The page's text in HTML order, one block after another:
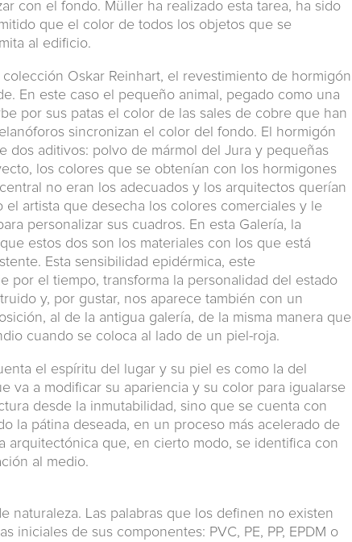
con el fondo. Müller ha realizado esta tarea, ha sido
que el color de todos los objetos que se
al edificio.
Oskar Reinhart, el revestimiento de hormigón
En este caso el pequeño animal, pegado como una
por sus patas el color de las sales de cobre que han
sincronizan el color del fondo. El hormigón
dos aditivos: polvo de mármol del Jura y pequeñas
los colores que se obtenían con los hormigones
no eran los adecuados y los arquitectos querían
el artista que desecha los colores comerciales y le
personalizar sus cuadros. En esta Galería, la
estos dos son los materiales con los que está
Esta sensibilidad epidérmica, este
por el tiempo, transforma la personalidad del estado
y, por gustar, nos aparece también con un
al de la antigua galería, de la misma manera que
cuando se coloca al lado de un piel-roja.
el espíritu del lugar y su piel es como la del
va a modificar su apariencia y su color para igualarse
desde la inmutabilidad, sino que se cuenta con
la pátina deseada, en un proceso más acelerado de
arquitectónica que, en cierto modo, se identifica con
al medio.
naturaleza. Las palabras que los definen no existen
iniciales de sus componentes: PVC, PE, PP, EPDM o